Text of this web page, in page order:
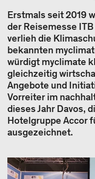
Erstmals seit 2019
der Reisemesse
verlieh die
bekannten
würdigt myclimate
gleichzeitig
Angebote und
Vorreiter im
dieses Jahr Davos,
Hotelgruppe Accor
ausgezeichnet.